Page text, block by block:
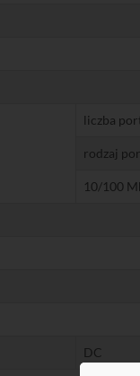
liczba
rodzaj
10/100
DC